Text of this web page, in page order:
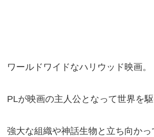
ワールドワイドなハリウッド映画。
PLが映画の主人公となって世界を駆
強大な組織や神話生物と立ち向か